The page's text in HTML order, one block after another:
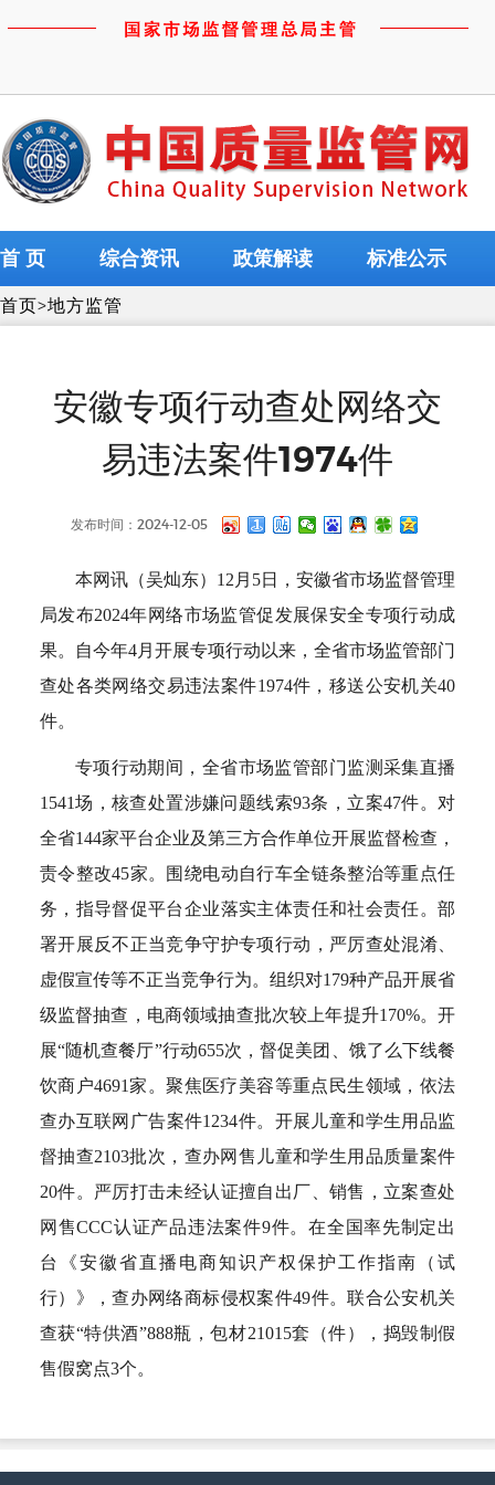
首 页 综合资讯 政策解读 标准公示
首页>地方监管
安徽专项行动查处网络交
易违法案件1974件
发布时间：2024-12-05
本网讯（吴灿东）12月5日，安徽省市场监督管理
局发布2024年网络市场监管促发展保安全专项行动成
果。自今年4月开展专项行动以来，全省市场监管部门
查处各类网络交易违法案件1974件，移送公安机关40
件。
专项行动期间，全省市场监管部门监测采集直播
1541场，核查处置涉嫌问题线索93条，立案47件。对
全省144家平台企业及第三方合作单位开展监督检查，
责令整改45家。围绕电动自行车全链条整治等重点任
务，指导督促平台企业落实主体责任和社会责任。部
署开展反不正当竞争守护专项行动，严厉查处混淆、
虚假宣传等不正当竞争行为。组织对179种产品开展省
级监督抽查，电商领域抽查批次较上年提升170%。开
展“随机查餐厅”行动655次，督促美团、饿了么下线餐
饮商户4691家。聚焦医疗美容等重点民生领域，依法
查办互联网广告案件1234件。开展儿童和学生用品监
督抽查2103批次，查办网售儿童和学生用品质量案件
20件。严厉打击未经认证擅自出厂、销售，立案查处
网售CCC认证产品违法案件9件。在全国率先制定出
台《安徽省直播电商知识产权保护工作指南（试
行）》，查办网络商标侵权案件49件。联合公安机关
查获“特供酒”888瓶，包材21015套（件），捣毁制假
售假窝点3个。